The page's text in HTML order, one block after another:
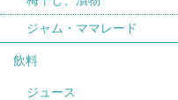
ジャム・ママレード
飲料
ジュース